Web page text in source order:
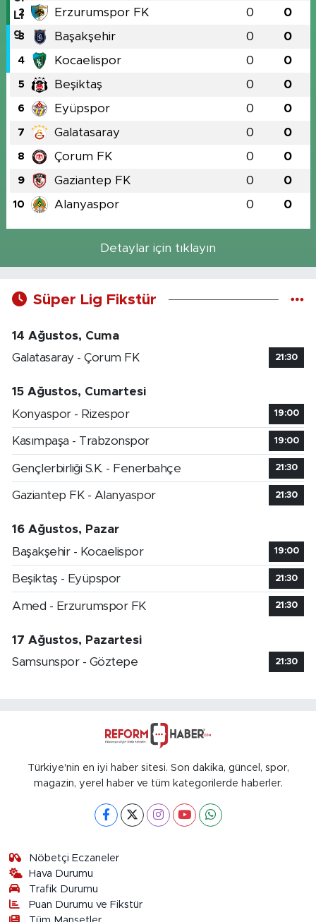
2 Erzurumspor FK 0 0
3 Başakşehir 0 0
4 Kocaelispor 0 0
5 Beşiktaş 0 0
6 Eyüpspor 0 0
7 Galatasaray 0 0
8 Çorum FK 0 0
9 Gaziantep FK 0 0
10 Alanyaspor 0 0
Detaylar için tıklayın
Süper Lig Fikstür
14 Ağustos, Cuma
Galatasaray - Çorum FK
21:30
15 Ağustos, Cumartesi
Konyaspor - Rizespor
19:00
Kasımpaşa - Trabzonspor 19:00
Gençlerbirliği S.K. - Fenerbahçe 21:30
Gaziantep FK - Alanyaspor 21:30
16 Ağustos, Pazar
Başakşehir - Kocaelispor
19:00
Beşiktaş - Eyüpspor 21:30
Amed - Erzurumspor FK 21:30
17 Ağustos, Pazartesi
Samsunspor - Göztepe
21:30
Türkiye'nin en iyi haber sitesi. Son dakika, güncel, spor,
magazin, yerel haber ve tüm kategorilerde haberler.
Nöbetçi Eczaneler
Hava Durumu
Trafik Durumu
Puan Durumu ve Fikstür
Tüm Manşetler